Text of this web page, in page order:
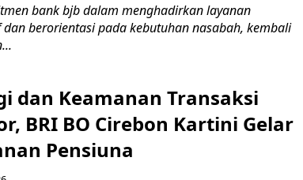
bank bjb dalam menghadirkan layanan
berorientasi pada kebutuhan nasabah, kembali
dan Keamanan Transaksi
BRI BO Cirebon Kartini Gelar
Pensiuna